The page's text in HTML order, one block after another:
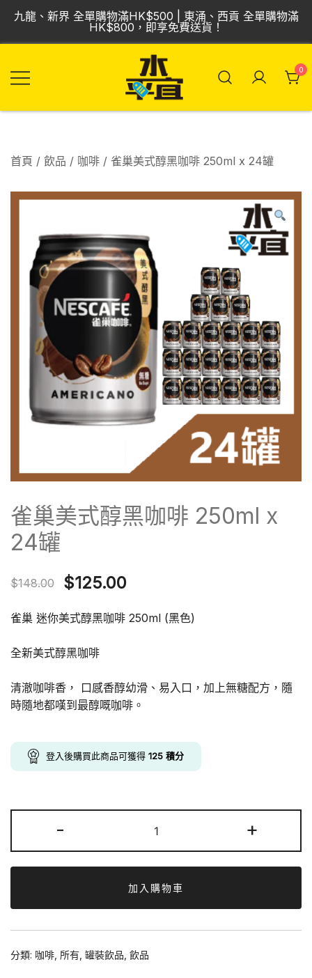
Skip
content
九龍、新界 全單購物滿HK$500 | 東涌、西貢 全單購物滿
HK$800，即享免費送貨！
酒、食品
0
首頁 / 飲品 / 咖啡 / 雀巢美式醇黑咖啡 250ml x 24罐
雀巢美式醇黑咖啡 250ml x
24罐
$148.00
Original
price
$148.00.
$125.00
雀巢 迷你美式醇黑咖啡 250ml (黑色)
全新美式醇黑咖啡
清澈咖啡香， 口感香醇幼滑、易入口，加上無糖配方，隨
時隨地都嘆到最醇嘅咖啡。
登入後購買此商品可獲得 125 積分
-
巢
美
式
醇
黑
+
加入購物車
分類: 咖啡 所有 罐裝飲品 飲品